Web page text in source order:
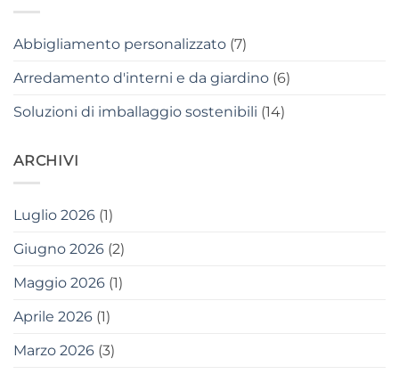
Abbigliamento personalizzato (7)
Arredamento d'interni e da giardino (6)
Soluzioni di imballaggio sostenibili (14)
ARCHIVI
Luglio 2026 (1)
Giugno 2026 (2)
Maggio 2026 (1)
Aprile 2026 (1)
Marzo 2026 (3)